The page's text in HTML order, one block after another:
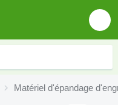
Matériel d'épandage